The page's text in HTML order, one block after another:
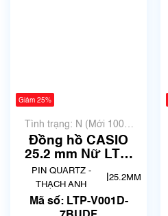
Giảm 25%
Tình trạng: N (Mới 100%
chưa qua sử dụng)
Đồng hồ CASIO
25.2 mm Nữ LTP-
V001D-7BUDF
PIN QUARTZ -
THẠCH ANH
25.2MM
Mã số: LTP-V001D-